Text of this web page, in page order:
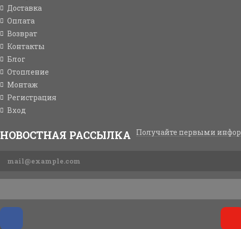
Доставка
Оплата
Возврат
Контакты
Блог
Отопление
Монтаж
Регистрация
Вход
НОВОСТНАЯ РАССЫЛКА Получайте первыми